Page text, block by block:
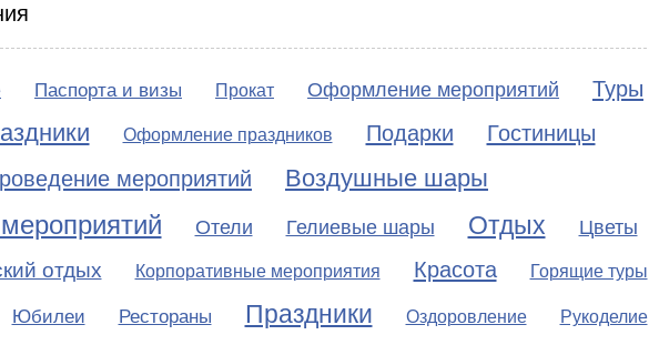
Паспорта и визы Прокат Оформление мероприятий Туры
Оформление праздников Подарки
Гостиницы
мероприятий
Воздушные шары
Отели Гелиевые шары Отдых
Цветы
отдых Корпоративные мероприятия Красота Горящие туры
Юбилеи Рестораны Праздники Оздоровление Рукоделие